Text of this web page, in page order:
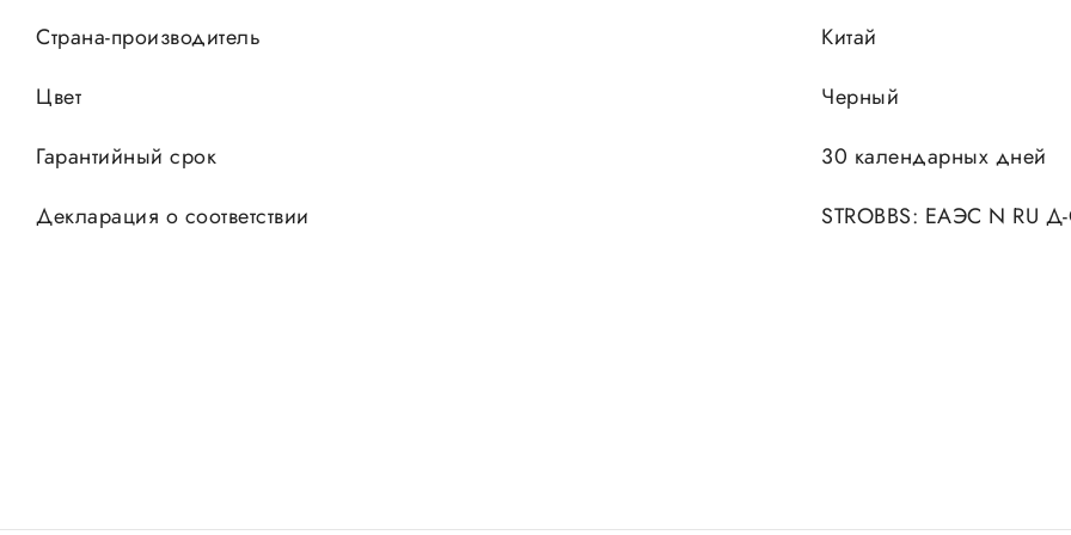
Страна-производитель
Китай
Цвет
Черный
Гарантийный срок
30 календарных дней
Декларация о соответствии
STROBBS: ЕАЭС N RU